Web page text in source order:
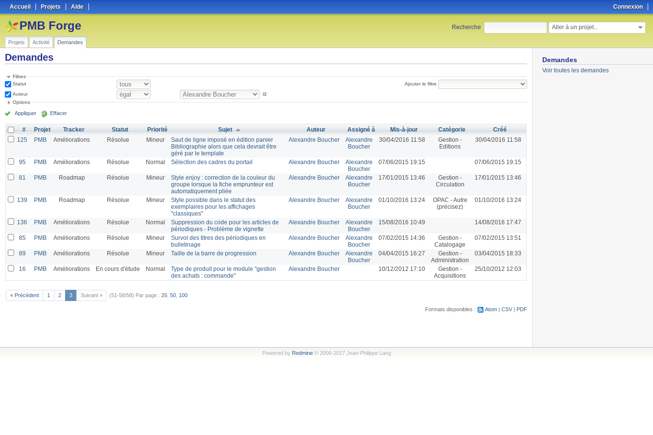
Connexion
Accueil Projets Aide
Recherche: Aller à un projet...
PMB Forge
Projets Activité Demandes
Demandes
Voir toutes les demandes
Demandes
Filtres
Statut
Auteur
Ajouter le filtre
Options
Appliquer Effacer
# Projet Tracker Statut Priorité Sujet Auteur Assigné à Mis-à-jour Catégorie
Créé
125
PMB Améliorations Résolue Mineur
Saut de ligne imposé en édition panier
Bibliographie alors que cela devrait être
géré par le template
Alexandre Boucher
Alexandre
Boucher
30/04/2016 11:58
Gestion -
Editions
30/04/2016 11:58
95 PMB Améliorations Résolue Normal Sélection des cadres du portail Alexandre Boucher
Alexandre
Boucher
07/06/2015 19:15 07/06/2015 19:15
81 PMB Roadmap Résolue Mineur
Style enjoy : correction de la couleur du
groupe lorsque la fiche emprunteur est
automatiquement pliée
Alexandre Boucher
Alexandre
Boucher
17/01/2015 13:46
Gestion -
Circulation
17/01/2015 13:46
139 PMB Roadmap Résolue Mineur
Style possible dans le statut des
exemplaires pour les affichages
"classiques"
Alexandre Boucher
Alexandre
Boucher
01/10/2016 13:24
OPAC - Autre
(précisez)
01/10/2016 13:24
136 PMB Améliorations Résolue Normal
Suppression du code pour les articles de
périodiques - Problème de vignette
Alexandre Boucher
Alexandre
Boucher
15/08/2016 10:49 14/08/2016 17:47
85 PMB Améliorations Résolue Mineur
Survol des titres des périodiques en
bulletinage
Alexandre Boucher
Alexandre
Boucher
07/02/2015 14:36
Gestion -
Catalogage
07/02/2015 13:51
89 PMB Améliorations Résolue Mineur Taille de la barre de progression Alexandre Boucher
Alexandre
Boucher
04/04/2015 16:27
Gestion -
Administration
03/04/2015 18:33
16 PMB Améliorations En cours d'étude Normal
Type de produit pour le module "gestion
des achats : commande"
Alexandre Boucher 10/12/2012 17:10
Gestion -
Acquisitions
25/10/2012 12:03
« Précédent 1 2 3 Suivant » (51-58/58) Par page : 25 50 100
Formats disponibles : Atom CSV PDF
Powered by Redmine© 2006-2017 Jean-Philippe Lang